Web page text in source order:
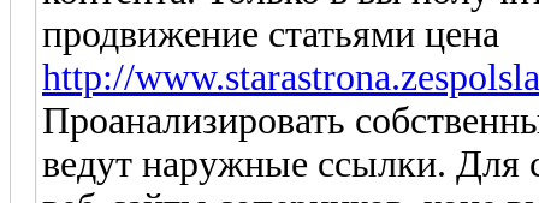
продвижение статьями цена
http://
Проанализировать
ведут наружные ссылки. Для